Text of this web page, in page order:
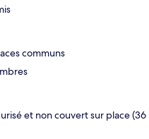
communs
et non couvert sur place (36